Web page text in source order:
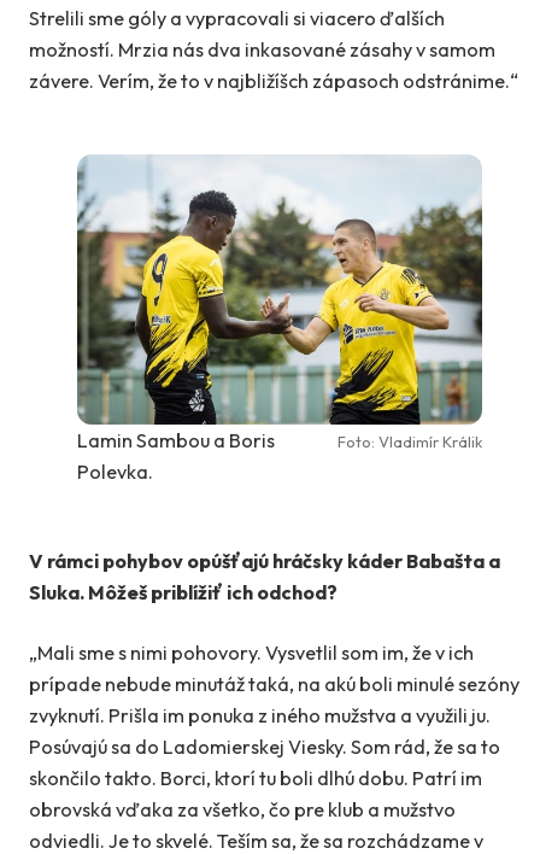
Strelili sme góly a vypracovali si viacero ďalších
možností. Mrzia nás dva inkasované zásahy v samom
závere. Verím, že to v najbližíšch zápasoch odstránime.“
Lamin Sambou a Boris
Polevka.
Foto: Vladimír Králik
V rámci pohybov opúšťajú hráčsky káder Babašta a
Sluka. Môžeš priblížiť ich odchod?
„Mali sme s nimi pohovory. Vysvetlil som im, že v ich
prípade nebude minutáž taká, na akú boli minulé sezóny
zvyknutí. Prišla im ponuka z iného mužstva a využili ju.
Posúvajú sa do Ladomierskej Viesky. Som rád, že sa to
skončilo takto. Borci, ktorí tu boli dlhú dobu. Patrí im
obrovská vďaka za všetko, čo pre klub a mužstvo
odviedli. Je to skvelé. Teším sa, že sa rozchádzame v